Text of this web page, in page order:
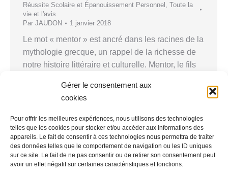
Gérer le consentement aux
cookies
Pour offrir les meilleures expériences, nous utilisons des technologies
telles que les cookies pour stocker et/ou accéder aux informations des
appareils. Le fait de consentir à ces technologies nous permettra de traiter
des données telles que le comportement de navigation ou les ID uniques
sur ce site. Le fait de ne pas consentir ou de retirer son consentement peut
avoir un effet négatif sur certaines caractéristiques et fonctions.
Réussite Scolaire et Épanouissement Personnel Toute la
vie et l'avis
Par JAUDON 1 janvier 2018
Le mot « mentor » est ancré dans les racines de la
mythologie grecque, un rappel de la richesse de
notre histoire littéraire et culturelle. Mentor, le fils
confié à l’éducation de Télémaque, le fils
d’Ulysse, pendant l’absence de ce dernier à la
guerre de Troie. La référence…